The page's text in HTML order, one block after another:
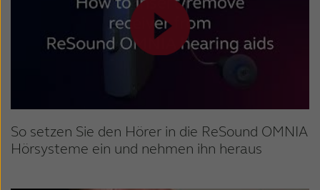
So setzen Sie den Hörer in die ReSound OMNIA
Hörsysteme ein und nehmen ihn heraus